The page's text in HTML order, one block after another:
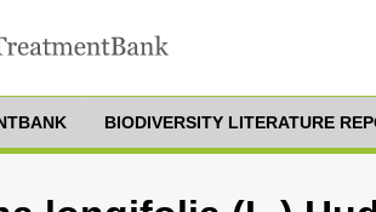
BIODIVERSITY LITERATURE